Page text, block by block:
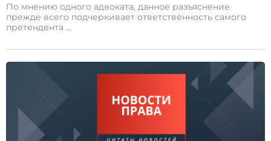
По мнению одного адвоката, данное разъяснение
прежде всего подчеркивает ответственность самого
претендента ...